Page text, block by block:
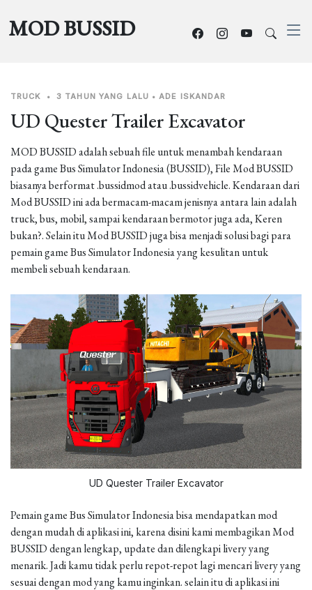
MOD BUSSID
TRUCK • 3 TAHUN YANG LALU • ADE ISKANDAR
UD Quester Trailer Excavator
MOD BUSSID adalah sebuah file untuk menambah kendaraan
pada game Bus Simulator Indonesia (BUSSID), File Mod BUSSID
biasanya berformat .bussidmod atau .bussidvehicle. Kendaraan dari
Mod BUSSID ini ada bermacam-macam jenisnya antara lain adalah
truck, bus, mobil, sampai kendaraan bermotor juga ada, Keren
bukan?. Selain itu Mod BUSSID juga bisa menjadi solusi bagi para
pemain game Bus Simulator Indonesia yang kesulitan untuk
membeli sebuah kendaraan.
UD Quester Trailer Excavator
Pemain game Bus Simulator Indonesia bisa mendapatkan mod
dengan mudah di aplikasi ini, karena disini kami membagikan Mod
BUSSID dengan lengkap, update dan dilengkapi livery yang
menarik. Jadi kamu tidak perlu repot-repot lagi mencari livery yang
sesuai dengan mod yang kamu inginkan. selain itu di aplikasi ini